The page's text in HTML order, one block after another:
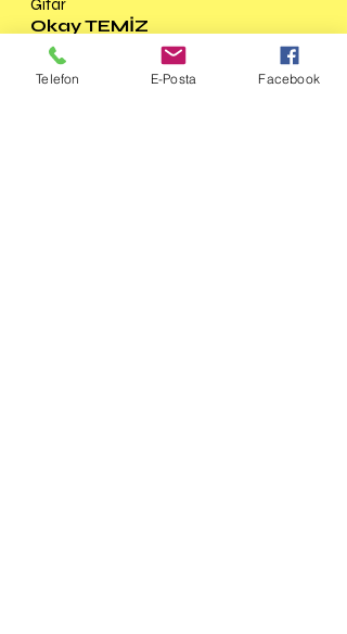
Gitar
Okay TEMİZ
Vurmalı Sazlar
Melih GÜZEL
Gitar
Telefon E-Posta Facebook